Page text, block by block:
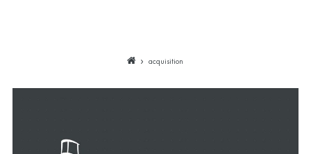
acquisition